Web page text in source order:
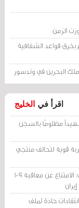
الزمن
قواعد الشفافية
البحرين في وندسور
اقرأ في الخليج
مظلومًا بالسجن
قوية لتحالف منتجي
محكمة «أمن الدولة» في الكويت: الامتناع عن معاقبة 109
حادة لملف